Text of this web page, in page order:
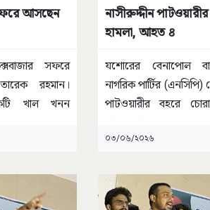
আসছেন
সফরে
রহমান।
খাল খনন
নাসীরুদ্দীন
হামলা, আহত ৪
যশোরের বেনাপোল
নাগরিক পার্টির (এনসিপি)
পাটওয়ারীর বহরে
০৩/০৬/২০২৬